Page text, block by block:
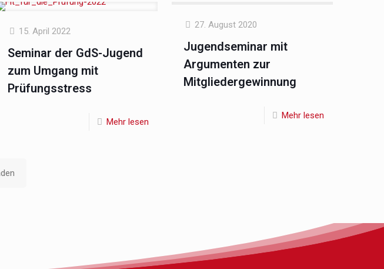
15. April 2022
Seminar der GdS-Jugend
zum Umgang mit
Prüfungsstress
Mehr lesen
27. August 2020
Jugendseminar mit
Argumenten zur
Mitgliedergewinnung
Mehr lesen